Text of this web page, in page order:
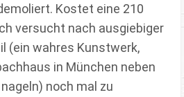
Kostet eine 210
versucht nach ausgiebiger
(ein wahres Kunstwerk,
in München neben
noch mal zu